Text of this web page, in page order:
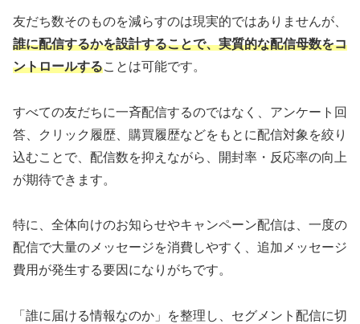
友だち数そのものを減らすのは現実的ではありませんが、
誰に配信するかを設計することで、実質的な配信母数をコ
ントロールすることは可能です。
すべての友だちに一斉配信するのではなく、アンケート回
答、クリック履歴、購買履歴などをもとに配信対象を絞り
込むことで、配信数を抑えながら、開封率・反応率の向上
が期待できます。
特に、全体向けのお知らせやキャンペーン配信は、一度の
配信で大量のメッセージを消費しやすく、追加メッセージ
費用が発生する要因になりがちです。
「誰に届ける情報なのか」を整理し、セグメント配信に切